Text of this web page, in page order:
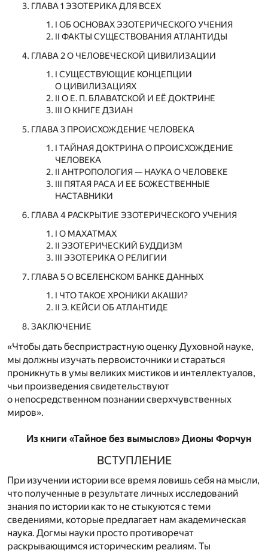
ГЛАВА 1 ЭЗОТЕРИКА ДЛЯ ВСЕХ
I ОБ ОСНОВАХ ЭЗОТЕРИЧЕСКОГО УЧЕНИЯ
II ФАКТЫ СУЩЕСТВОВАНИЯ АТЛАНТИДЫ
ГЛАВА 2 О ЧЕЛОВЕЧЕСКОЙ ЦИВИЛИЗАЦИИ
I СУЩЕСТВУЮЩИЕ КОНЦЕПЦИИ
О ЦИВИЛИЗАЦИЯХ
II О Е. П. БЛАВАТСКОЙ И ЕЁ ДОКТРИНЕ
III О КНИГЕ ДЗИАН
ГЛАВА 3 ПРОИСХОЖДЕНИЕ ЧЕЛОВЕКА
I ТАЙНАЯ ДОКТРИНА О ПРОИСХОЖДЕНИЕ
ЧЕЛОВЕКА
II АНТРОПОЛОГИЯ — НАУКА О ЧЕЛОВЕКЕ
III ПЯТАЯ РАСА И ЕЕ БОЖЕСТВЕННЫЕ
НАСТАВНИКИ
ГЛАВА 4 РАСКРЫТИЕ ЭЗОТЕРИЧЕСКОГО УЧЕНИЯ
I О МАХАТМАХ
II ЭЗОТЕРИЧЕСКИЙ БУДДИЗМ
III ЭЗОТЕРИКА О РЕЛИГИИ
ГЛАВА 5 О ВСЕЛЕНСКОМ БАНКЕ ДАННЫХ
I ЧТО ТАКОЕ ХРОНИКИ АКАШИ?
II Э. КЕЙСИ ОБ АТЛАНТИДЕ
ЗАКЛЮЧЕНИЕ
«Чтобы дать беспристрастную оценку Духовной науке,
мы должны изучать первоисточники и стараться
проникнуть в умы великих мистиков и интеллектуалов,
чьи произведения свидетельствуют
о непосредственном познании сверхчувственных
миров».
Из книги «Тайное без вымыслов» Дионы Форчун
ВСТУПЛЕНИЕ
При изучении истории все время ловишь себя на мысли,
что полученные в результате личных исследований
знания по истории как то не стыкуются с теми
сведениями, которые предлагает нам академическая
наука. Догмы науки просто противоречат
раскрывающимся историческим реалиям. Ты